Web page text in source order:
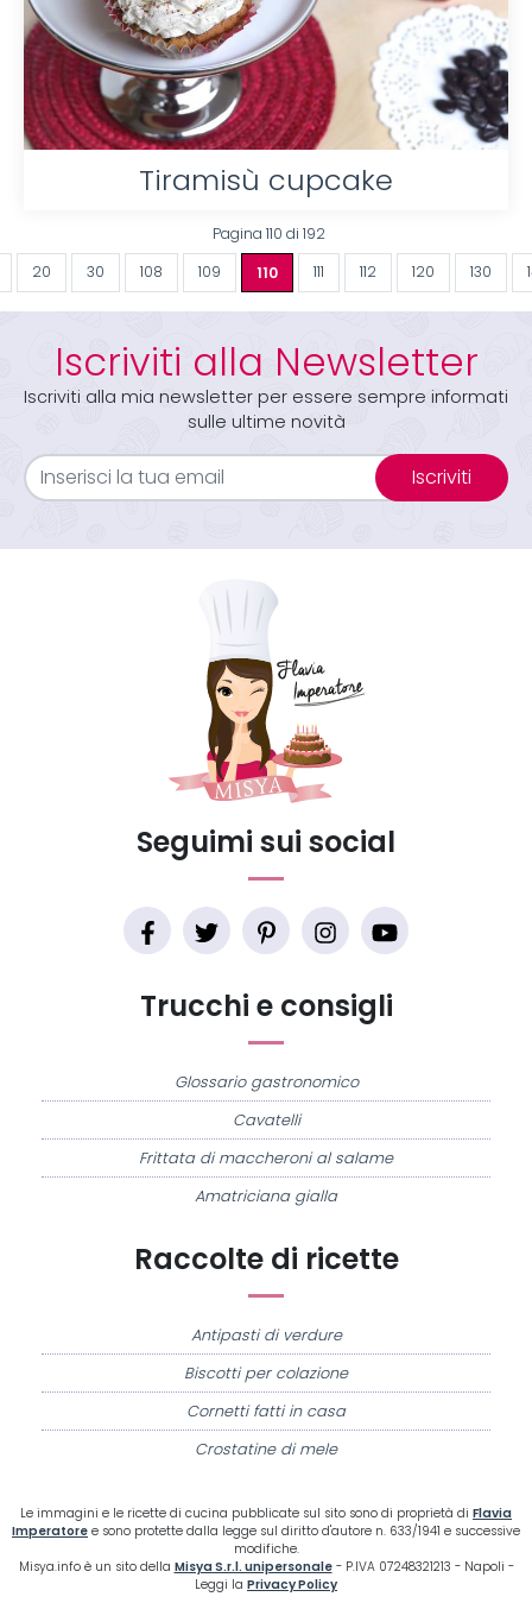
Tiramisù cupcake
Pagina 110 di 192
20 30 108 109 110 111 112 120 130
Iscriviti alla Newsletter
Iscriviti alla mia newsletter per essere sempre informati
sulle ultime novità
Iscriviti
Raccolte di ricette
Antipasti di verdure
Biscotti per colazione
Cornetti fatti in casa
Crostatine di mele
Trucchi e consigli
Glossario gastronomico
Cavatelli
Frittata di maccheroni al salame
Amatriciana gialla
Seguimi sui social
Le immagini e le ricette di cucina pubblicate sul sito sono di proprietà di Flavia
Imperatore e sono protette dalla legge sul diritto d'autore n. 633/1941 e successive
modifiche.
Misya.info è un sito della Misya S.r.l. unipersonale- P.IVA 07248321213 - Napoli -
Leggi la Privacy Policy